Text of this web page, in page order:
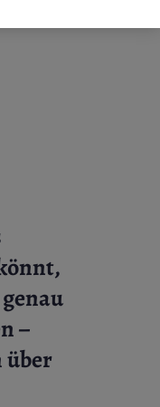
–
über